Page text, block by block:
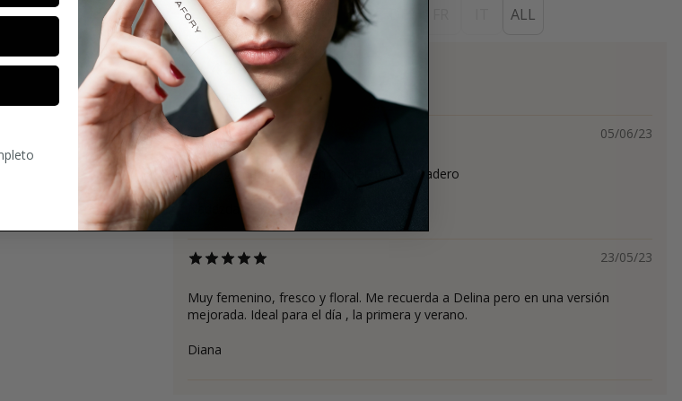
ES EN ALL
40 Comentarios
05/06/23
Muy agradable, pero en mi piel no es duradero
Nadezda
23/05/23
Muy femenino, fresco y floral. Me recuerda a Delina pero en una versión
mejorada. Ideal para el día , la primera y verano.
Diana